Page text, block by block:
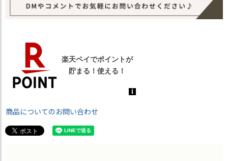
商品についてのお問い合わせ